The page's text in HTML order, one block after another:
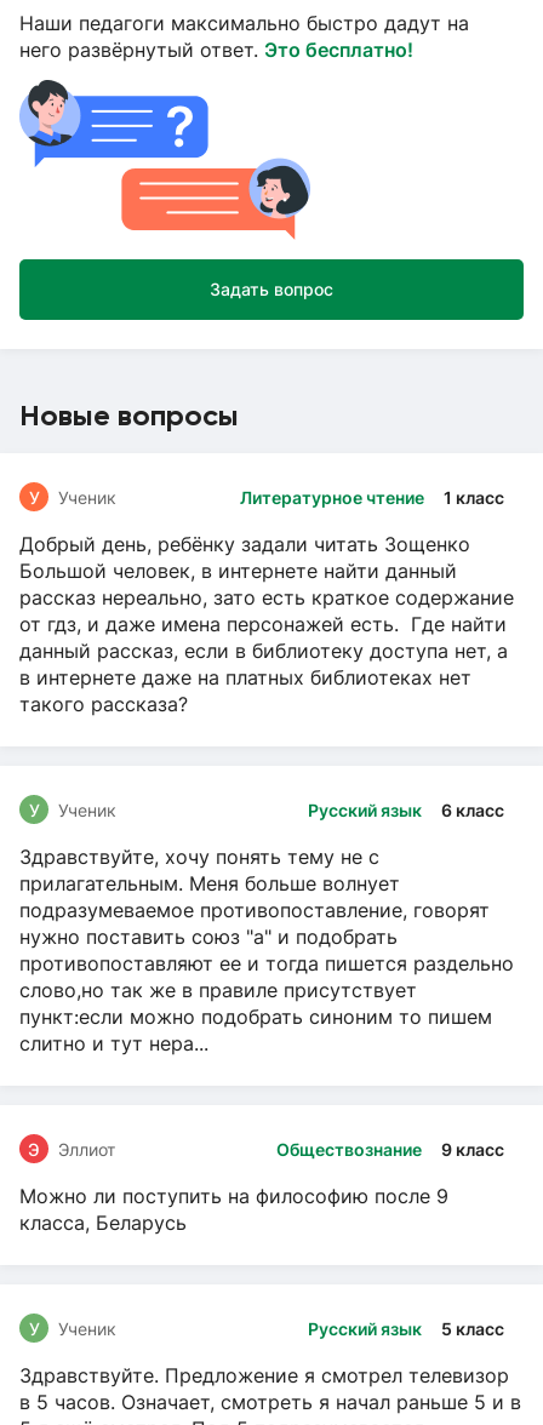
Наши педагоги максимально быстро дадут на
него развёрнутый ответ. Это бесплатно!
Задать вопрос
Новые вопросы
Литературное чтение 1 класс
У Ученик
Добрый день, ребёнку задали читать Зощенко
Большой человек, в интернете найти данный
рассказ нереально, зато есть краткое содержание
от гдз, и даже имена персонажей есть. Где найти
данный рассказ, если в библиотеку доступа нет, а
в интернете даже на платных библиотеках нет
такого рассказа?
Русский язык 6 класс
У Ученик
Здравствуйте, хочу понять тему не с
прилагательным. Меня больше волнует
подразумеваемое противопоставление, говорят
нужно поставить союз "а" и подобрать
противопоставляют ее и тогда пишется раздельно
слово,но так же в правиле присутствует
пункт:если можно подобрать синоним то пишем
слитно и тут нера...
Обществознание 9 класс
Э Эллиот
Можно ли поступить на философию после 9
класса, Беларусь
Русский язык 5 класс
У Ученик
Здравствуйте. Предложение я смотрел телевизор
в 5 часов. Означает, смотреть я начал раньше 5 и в